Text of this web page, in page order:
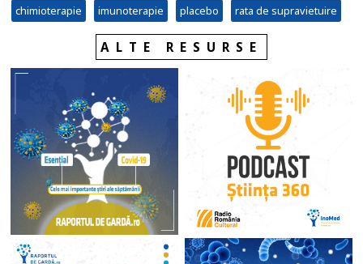
chimioterapie imunoterapie placebo rata de supravietuire
ALTE RESURSE